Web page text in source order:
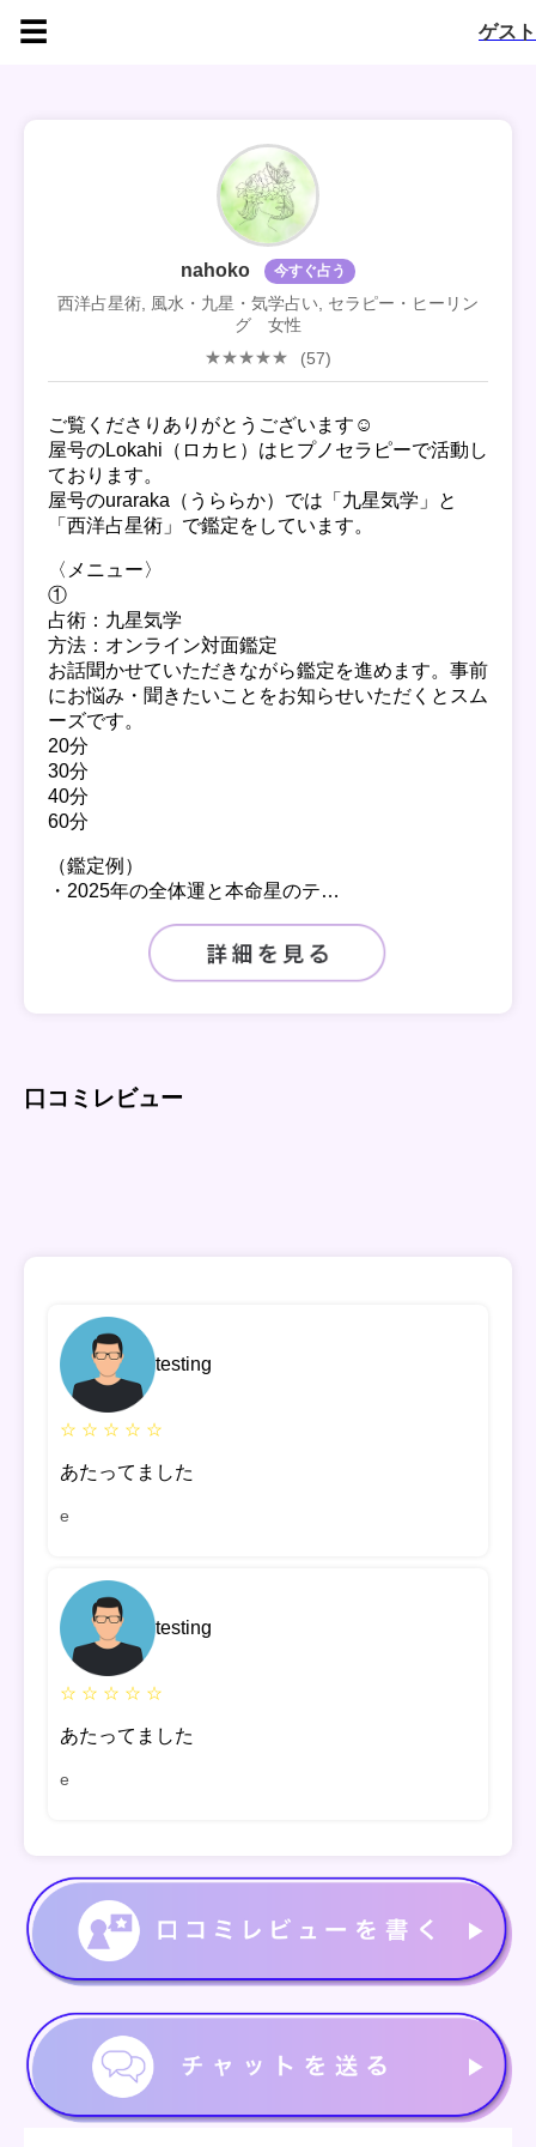
☰ ゲスト
nahoko 今すぐ占う
西洋占星術, 風水・九星・気学占い, セラピー・ヒーリン
グ 女性
(57)
ご覧くださりありがとうございます☺️
屋号のLokahi（ロカヒ）はヒプノセラピーで活動し
ております。
屋号のuraraka（うららか）では「九星気学」と
「西洋占星術」で鑑定をしています。
〈メニュー〉
①
占術：九星気学
方法：オンライン対面鑑定
お話聞かせていただきながら鑑定を進めます。事前
にお悩み・聞きたいことをお知らせいただくとスム
ーズです。
20分
30分
40分
60分
（鑑定例）
・2025年の全体運と本命星のテ…
口コミレビュー
testing
☆ ☆ ☆ ☆ ☆
あたってました
e
testing
☆ ☆ ☆ ☆ ☆
あたってました
e